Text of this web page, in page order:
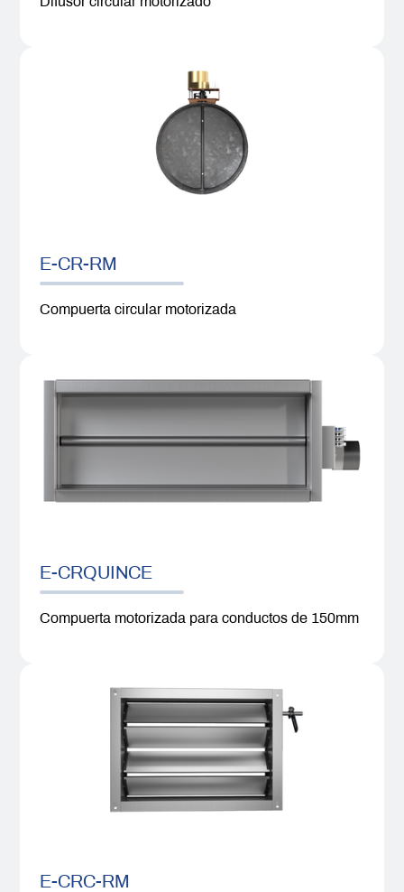
E-CR-RM
Compuerta circular motorizada
E-CRQUINCE
Compuerta motorizada para conductos de 150mm
E-CRC-RM